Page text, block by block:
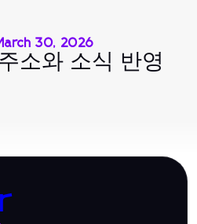
30, 2026
소와 소식 반영